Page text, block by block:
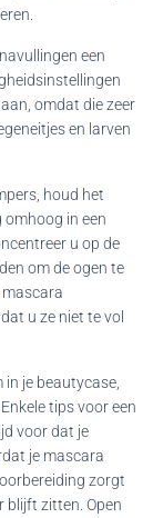
een
omdat die zeer
en larven
houd het
in een
u op de
om de ogen te
u ze niet te vol
je beautycase,
tips voor een
voor dat je
je mascara
zorgt
blijft zitten. Open